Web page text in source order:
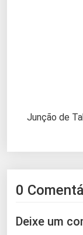
Junção de
0
Deixe um